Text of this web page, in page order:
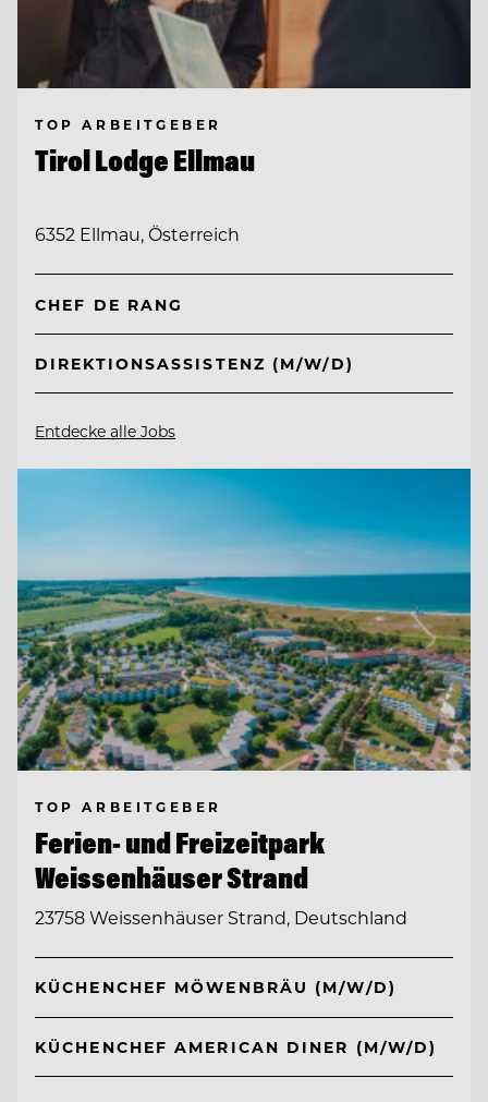
TOP ARBEITGEBER
Tirol Lodge Ellmau
6352 Ellmau, Österreich
CHEF DE RANG
DIREKTIONSASSISTENZ (M/W/D)
Entdecke alle Jobs
TOP ARBEITGEBER
Ferien- und Freizeitpark
Weissenhäuser Strand
23758 Weissenhäuser Strand, Deutschland
KÜCHENCHEF MÖWENBRÄU (M/W/D)
KÜCHENCHEF AMERICAN DINER (M/W/D)